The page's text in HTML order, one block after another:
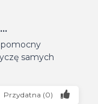
pomocny
samych
Przydatna (0)